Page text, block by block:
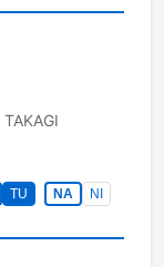
TAKAGI
TU NA
NI